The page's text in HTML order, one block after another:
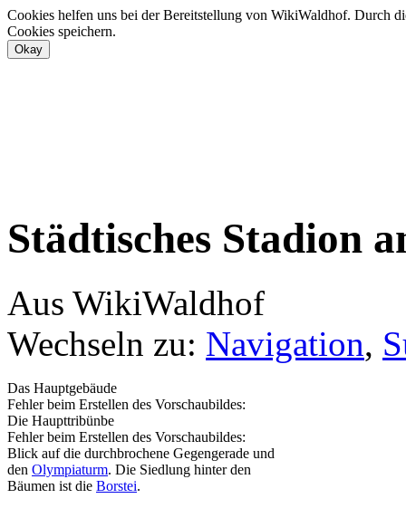
Cookies helfen uns bei der Bereitstellung von WikiWaldhof. Durch
Cookies speichern.
Städtisches Stadion
Aus WikiWaldhof
Wechseln zu: Navigation,
Das Hauptgebäude
Fehler beim Erstellen des Vorschaubildes:
Die Haupttribünbe
Fehler beim Erstellen des Vorschaubildes:
Blick auf die durchbrochene Gegengerade und
den Olympiaturm. Die Siedlung hinter den
Bäumen ist die Borstei.